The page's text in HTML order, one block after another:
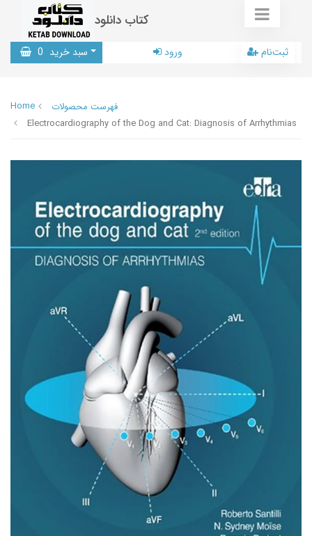
کتاب دانلود
سبد خرید 0 ورود ثبت‌نام
Home
فهرست محصولات
Electrocardiography of the Dog and Cat: Diagnosis of Arrhythmias